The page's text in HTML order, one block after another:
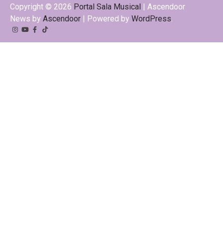
Copyright © 2026 Portal Sala Musical | Ascendoor
News by Ascendoor | Powered by WordPress
Instagram
YouTube
Facebook
Tiktok